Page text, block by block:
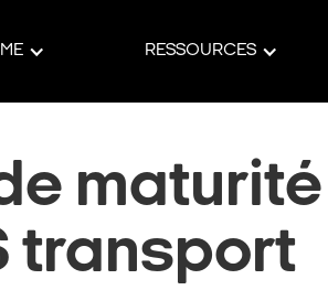
RESSOURCES
transport